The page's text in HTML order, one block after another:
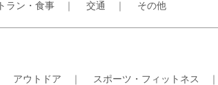
ラン・食事 ｜ 交通 ｜ その他
アウトドア ｜ スポーツ・フィットネス